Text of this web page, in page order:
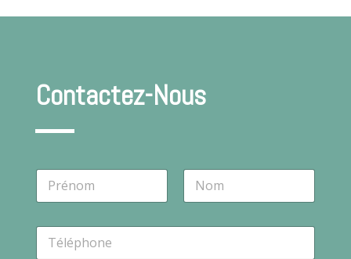
Contactez-Nous
N
m
T